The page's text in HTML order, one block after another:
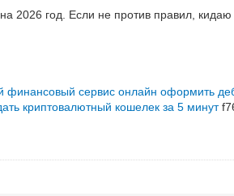
год. Если не против правил, кидаю
финансовый сервис онлайн оформить
криптовалютный кошелек за 5 минут